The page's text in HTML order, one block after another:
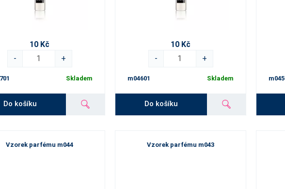
10 Kč
-
+
Skladem
Do košíku
10 Kč
-
+
m04601 Skladem
Do košíku
Vzorek parfému m044 Vzorek parfému m043